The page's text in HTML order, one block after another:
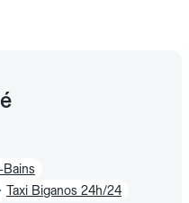
Taxi Biganos 24h/24